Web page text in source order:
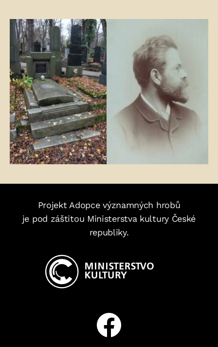
Fotogalerie:
Projekt Adopce významných hrobů
je pod záštitou Ministerstva kultury České
republiky.
Facebook